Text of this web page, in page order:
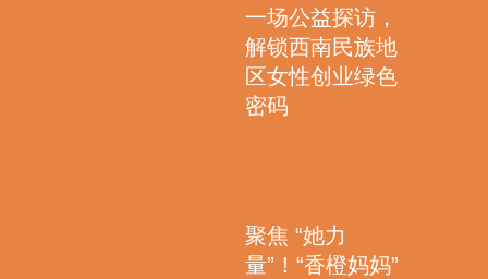
一场公益探访，
解锁西南民族地
区女性创业绿色
密码
聚焦 “她力
量”！“香橙妈妈”